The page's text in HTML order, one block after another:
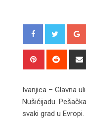
Pinterest Reddit
Ivanjica – Glavna
Nušićijadu.
svaki grad u Evropi.